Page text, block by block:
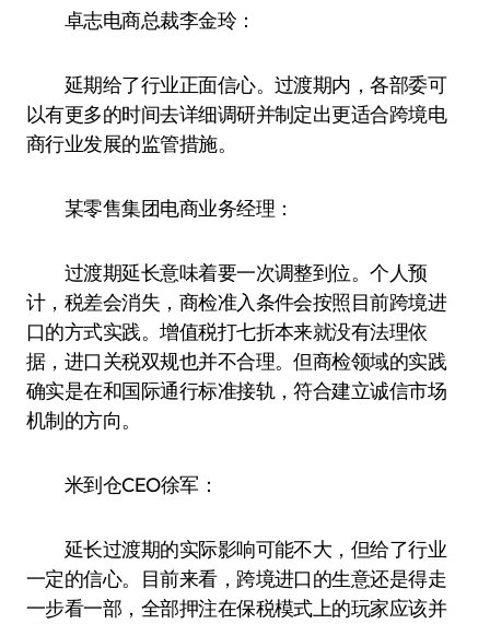
卓志电商总裁李金玲：
延期给了行业正面信心。过渡期内，各部委可
以有更多的时间去详细调研并制定出更适合跨境电
商行业发展的监管措施。
某零售集团电商业务经理：
过渡期延长意味着要一次调整到位。个人预
计，税差会消失，商检准入条件会按照目前跨境进
口的方式实践。增值税打七折本来就没有法理依
据，进口关税双规也并不合理。但商检领域的实践
确实是在和国际通行标准接轨，符合建立诚信市场
机制的方向。
米到仓CEO徐军：
延长过渡期的实际影响可能不大，但给了行业
一定的信心。目前来看，跨境进口的生意还是得走
一步看一部，全部押注在保税模式上的玩家应该并